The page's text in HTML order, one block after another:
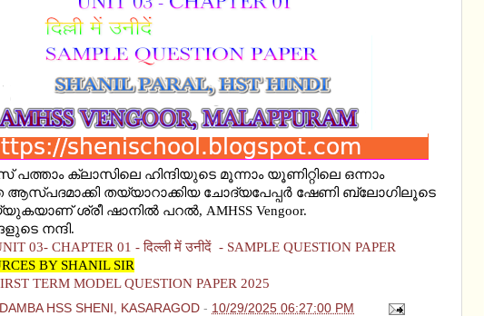
പത്താം ക്ലാസിലെ ഹിന്ദിയുടെ മൂന്നാം യൂണിറ്റിലെ ഒന്നാം
ആസ്പദമാക്കി തയ്യാറാക്കിയ ചോദ്യപേപ്പർ ഷേണി ബ്ലോഗിലൂടെ
ശ്രീ ഷാനില്‍ പറല്‍, AMHSS Vengoor.
നന്ദി.
03- CHAPTER 01 - दिल्ली में उनीदें - SAMPLE QUESTION PAPER
BY SHANIL SIR
TERM MODEL QUESTION PAPER 2025
HSS SHENI, KASARAGOD - 10/29/2025 06:27:00 PM